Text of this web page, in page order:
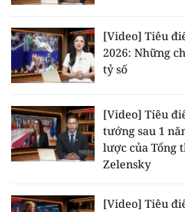
[Video] Tiêu
2026: Những
tỷ số
[Video] Tiêu
tướng sau 1
lược của Tổng
Zelensky
[Video] Tiêu